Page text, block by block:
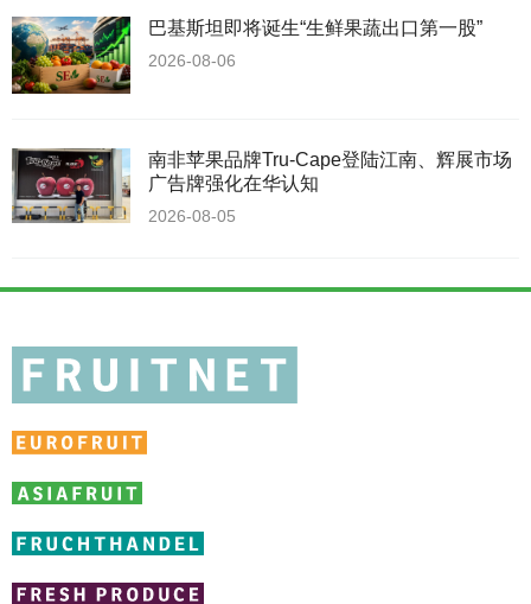
巴基斯坦即将诞生“生鲜果蔬出口第一股”
2026-08-06
南非苹果品牌Tru-Cape登陆江南、辉展市场
广告牌强化在华认知
2026-08-05